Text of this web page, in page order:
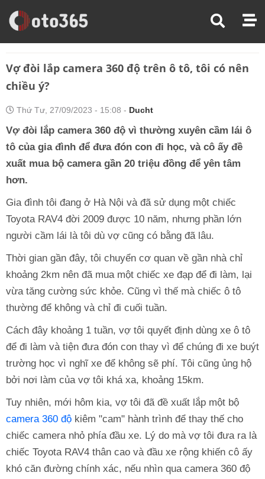
Trang Chủ
Hỏi Đáp Xe
Vợ đòi lắp camera 360 độ trên ô tô, tôi có nên
chiều ý?
Thứ Tư, 27/09/2023 - 15:08 - Ducht
Vợ đòi lắp camera 360 độ vì thường xuyên cầm lái ô
tô của gia đình để đưa đón con đi học, và cô ấy đề
xuất mua bộ camera gần 20 triệu đồng để yên tâm
hơn.
Gia đình tôi đang ở Hà Nội và đã sử dụng một chiếc
Toyota RAV4 đời 2009 được 10 năm, nhưng phần lớn
người cầm lái là tôi dù vợ cũng có bằng đã lâu.
Thời gian gần đây, tôi chuyển cơ quan về gần nhà chỉ
khoảng 2km nên đã mua một chiếc xe đạp để đi làm, lại
vừa tăng cường sức khỏe. Cũng vì thế mà chiếc ô tô
thường để không và chỉ đi cuối tuần.
Cách đây khoảng 1 tuần, vợ tôi quyết định dùng xe ô tô
để đi làm và tiện đưa đón con thay vì để chúng đi xe buýt
trường học vì nghĩ xe để không sẽ phí. Tôi cũng ủng hộ
bởi nơi làm của vợ tôi khá xa, khoảng 15km.
Tuy nhiên, mới hôm kia, vợ tôi đã đề xuất lắp một bộ
camera 360 độ kiêm "cam" hành trình để thay thế cho
chiếc camera nhỏ phía đầu xe. Lý do mà vợ tôi đưa ra là
chiếc Toyota RAV4 thân cao và đầu xe rộng khiến cô ấy
khó căn đường chính xác, nếu nhìn qua camera 360 độ